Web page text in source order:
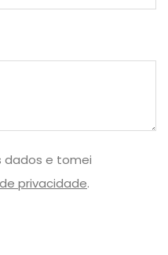
dados e tomei
privacidade.